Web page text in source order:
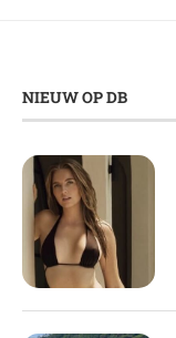
NIEUW OP DB